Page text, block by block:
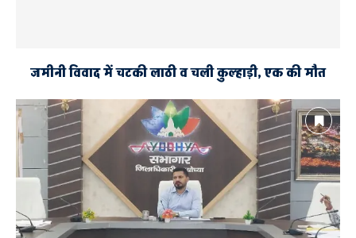
जमीनी विवाद में चटकी लाठी व चली कुल्हाड़ी, एक की मौत